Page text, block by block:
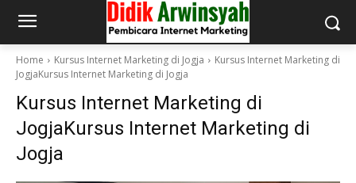
Home Kursus Internet Marketing di Jogja
Kursus Internet Marketing di
JogjaKursus Internet Marketing di Jogja
Kursus Internet Marketing di
JogjaKursus Internet Marketing di
Jogja